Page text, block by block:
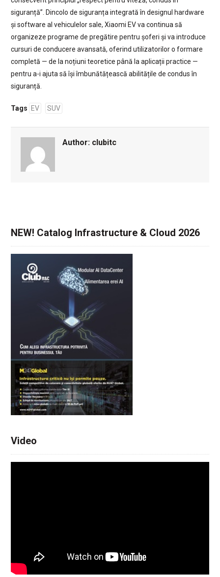
siguranță”. Dincolo de siguranța integrată în designul hardware
și software al vehiculelor sale, Xiaomi EV va continua să
organizeze programe de pregătire pentru șoferi și va introduce
cursuri de conducere avansată, oferind utilizatorilor o formare
completă — de la noțiuni teoretice până la aplicații practice —
pentru a-i ajuta să își îmbunătățească abilitățile de condus în
siguranță.
Tags EV SUV
Author: clubitc
NEW! Catalog Infrastructure & Cloud 2026
Video